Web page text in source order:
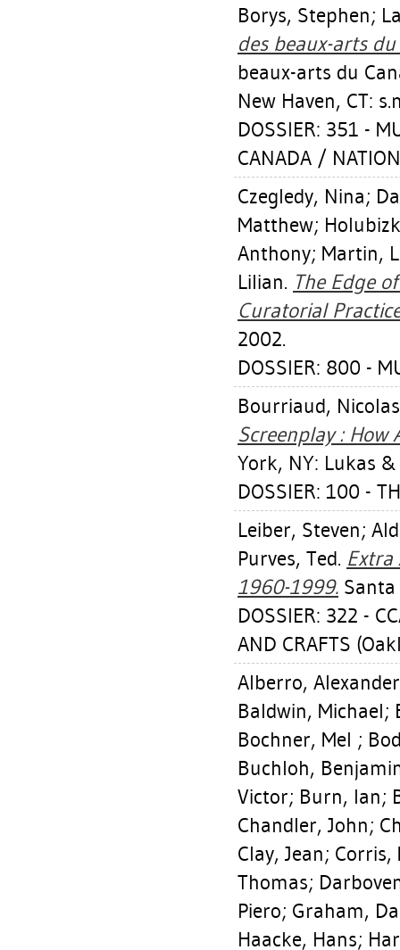
Borys, Stephen;
des beaux-arts du
beaux-arts du
New Haven, CT:
DOSSIER: 351 -
CANADA /
Czegledy, Nina;
Matthew;
Anthony; Martin,
Lilian. The Edge
Curatorial
2002.
DOSSIER: 800 -
Bourriaud, Nicolas
Screenplay : How
York, NY: Lukas
DOSSIER: 100 -
Leiber, Steven;
Purves, Ted. Extra
1960-1999.
DOSSIER: 322 -
AND CRAFTS
Alberro, Alexander
Baldwin, Michael;
Bochner, Mel ;
Buchloh,
Victor; Burn, Ian;
Chandler, John;
Clay, Jean; Corris,
Thomas;
Piero; Graham,
Haacke, Hans;